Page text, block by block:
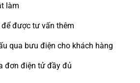
làm
được tư vấn thêm
qua bưu điện cho khách hàng
đơn điện tử đầy đủ